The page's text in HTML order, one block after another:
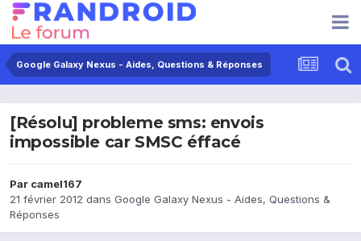
Google Galaxy Nexus - Aides, Questions & Réponses
[Résolu] probleme sms: envois
impossible car SMSC éffacé
Par camel167
21 février 2012 dans Google Galaxy Nexus - Aides, Questions &
Réponses